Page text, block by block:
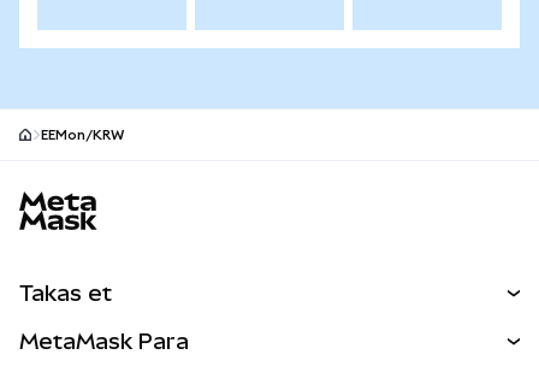
EEMon/KRW
Takas et
MetaMask Para